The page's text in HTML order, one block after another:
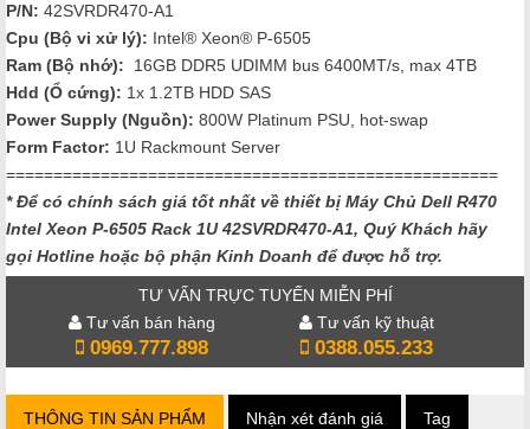
P/N: 42SVRDR470-A1
Cpu (Bộ vi xử lý): Intel® Xeon® P-6505
Ram (Bộ nhớ): 16GB DDR5 UDIMM bus 6400MT/s, max 4TB
Hdd (Ổ cứng): 1x 1.2TB HDD SAS
Power Supply (Nguồn): 800W Platinum PSU, hot-swap
Form Factor: 1U Rackmount Server
====================================================
* Để có chính sách giá tốt nhất về thiết bị Máy Chủ Dell R470
Intel Xeon P-6505 Rack 1U 42SVRDR470-A1, Quý Khách hãy
gọi Hotline hoặc bộ phận Kinh Doanh để được hỗ trợ.
TƯ VẤN TRỰC TUYẾN MIỄN PHÍ
Tư vấn bán hàng
0969.777.898
Tư vấn kỹ thuật
0388.055.233
THÔNG TIN SẢN PHẨM Nhận xét đánh giá Tag